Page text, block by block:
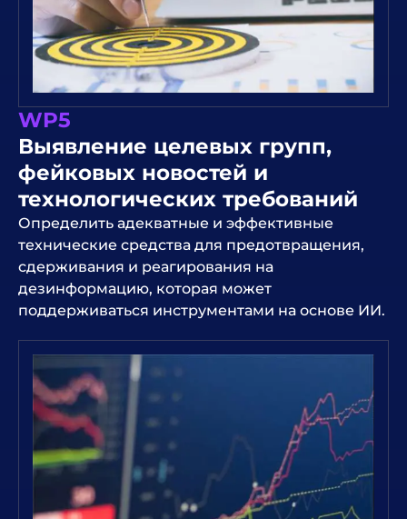
WP5
Выявление целевых групп,
фейковых новостей и
технологических требований
Определить адекватные и эффективные
технические средства для предотвращения,
сдерживания и реагирования на
дезинформацию, которая может
поддерживаться инструментами на основе ИИ.